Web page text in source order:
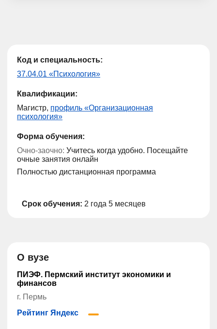
Код и специальность:
37.04.01 «Психология»
Квалификации:
Магистр, профиль «Организационная
психология»
Форма обучения:
Очно-заочно: Учитесь когда удобно. Посещайте
очные занятия онлайн
Полностью дистанционная программа
Срок обучения: 2 года 5 месяцев
О вузе
ПИЭФ. Пермский институт экономики и
финансов
г. Пермь
Рейтинг Яндекс